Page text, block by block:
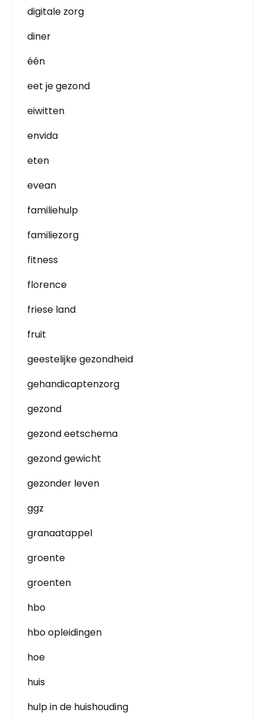
digitale zorg
diner
één
eet je gezond
eiwitten
envida
eten
evean
familiehulp
familiezorg
fitness
florence
friese land
fruit
geestelijke gezondheid
gehandicaptenzorg
gezond
gezond eetschema
gezond gewicht
gezonder leven
ggz
granaatappel
groente
groenten
hbo
hbo opleidingen
hoe
huis
hulp in de huishouding